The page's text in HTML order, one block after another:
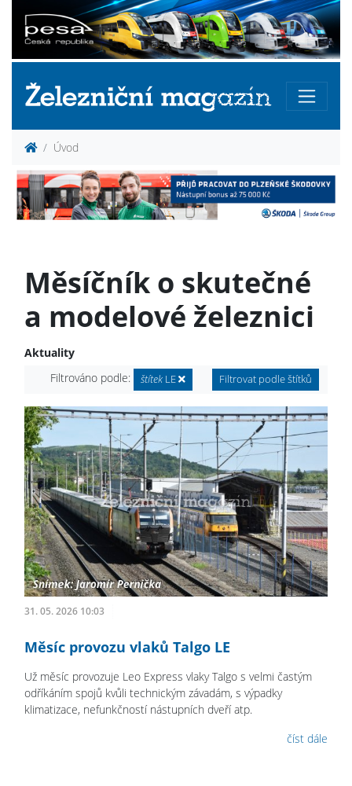
Úvod
Měsíčník o skutečné
a modelové železnici
Aktuality
Filtrováno podle:
štítekLE Filtrovat podle štítků
31. 05. 2026 10:03
Měsíc provozu vlaků Talgo LE
Už měsíc provozuje Leo Express vlaky Talgo s velmi častým
odříkáním spojů kvůli technickým závadám, s výpadky
klimatizace, nefunkčností nástupních dveří atp.
číst dále